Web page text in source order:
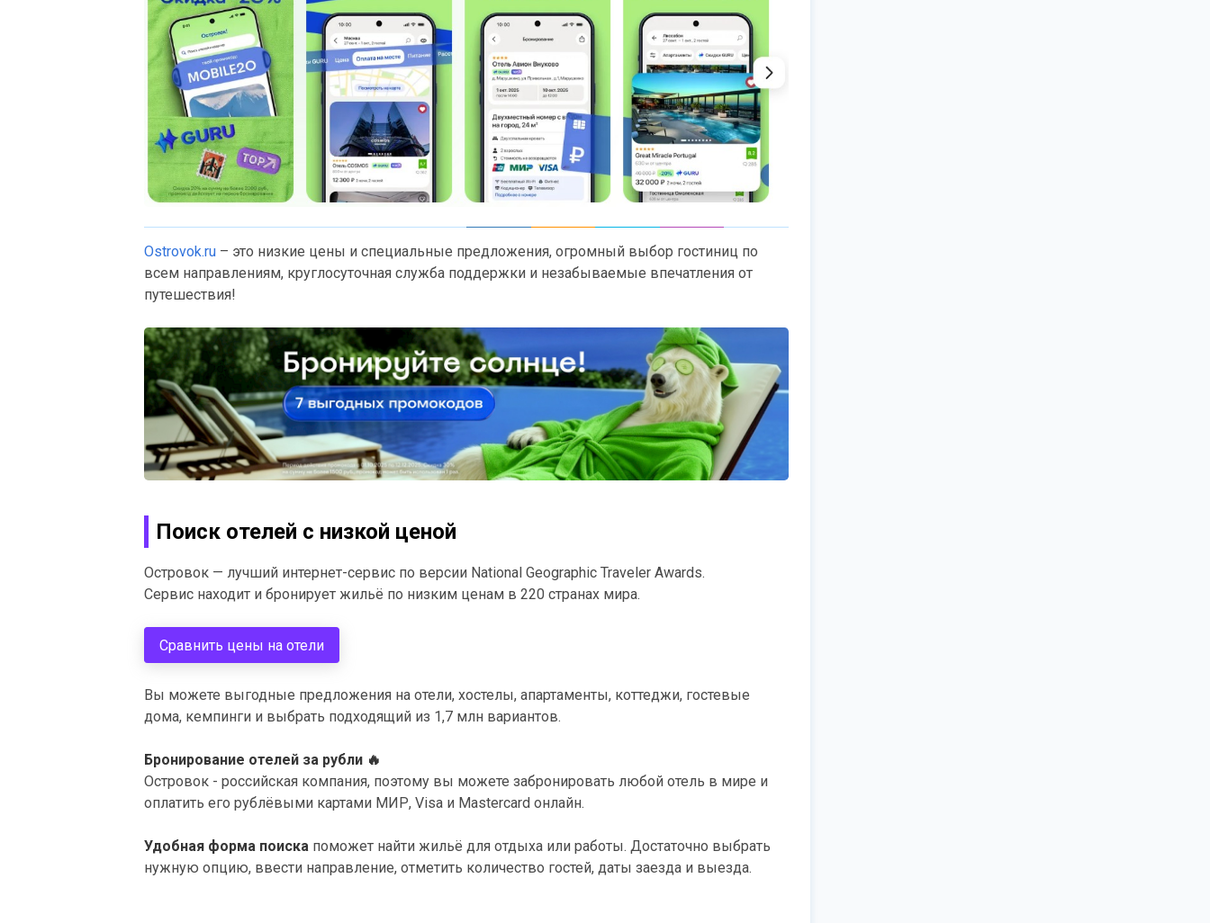
Ostrovok.ru – это низкие цены и специальные предложения, огромный выбор гостиниц по
всем направлениям, круглосуточная служба поддержки и незабываемые впечатления от
путешествия!
Поиск отелей с низкой ценой
Островок — лучший интернет-сервис по версии National Geographic Traveler Awards.
Сервис находит и бронирует жильё по низким ценам в 220 странах мира.
Сравнить цены на отели
Вы можете выгодные предложения на отели, хостелы, апартаменты, коттеджи, гостевые
дома, кемпинги и выбрать подходящий из 1,7 млн вариантов.
Бронирование отелей за рубли 🔥
Островок - российская компания, поэтому вы можете забронировать любой отель в мире и
оплатить его рублёвыми картами МИР, Visa и Mastercard онлайн.
Удобная форма поиска поможет найти жильё для отдыха или работы. Достаточно выбрать
нужную опцию, ввести направление, отметить количество гостей, даты заезда и выезда.